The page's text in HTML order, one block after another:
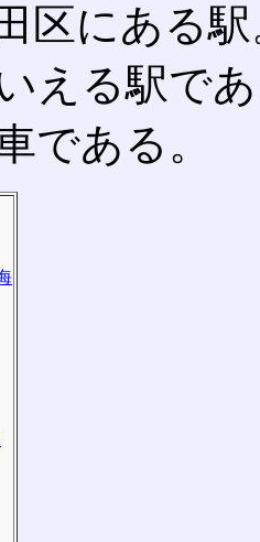
区にある
える駅で
である。